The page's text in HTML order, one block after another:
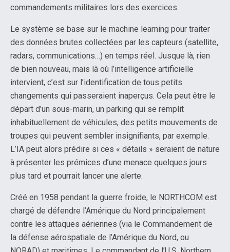
commandements militaires lors des exercices.
Le système se base sur le machine learning pour traiter
des données brutes collectées par les capteurs (satellite,
radars, communications…) en temps réel. Jusque là, rien
de bien nouveau, mais là où l’intelligence artificielle
intervient, c’est sur l’identification de tous petits
changements qui passeraient inaperçus. Cela peut être le
départ d’un sous-marin, un parking qui se remplit
inhabituellement de véhicules, des petits mouvements de
troupes qui peuvent sembler insignifiants, par exemple.
L’IA peut alors prédire si ces « détails » seraient de nature
à présenter les prémices d’une menace quelques jours
plus tard et pourrait lancer une alerte.
Créé en 1958 pendant la guerre froide, le NORTHCOM est
chargé de défendre l’Amérique du Nord principalement
contre les attaques aériennes (via le Commandement de
la défense aérospatiale de l’Amérique du Nord, ou